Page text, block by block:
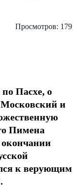
Просмотров: 179
Пасхе, о
и
Пимена
к верующим